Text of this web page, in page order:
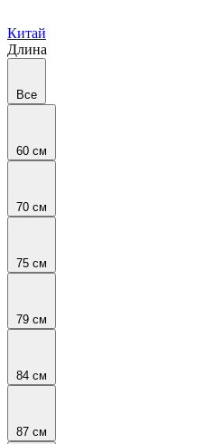
Китай
Длина
Все
60 см
70 см
75 см
79 см
84 см
87 см